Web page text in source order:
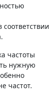
частоты
нужную
частот.